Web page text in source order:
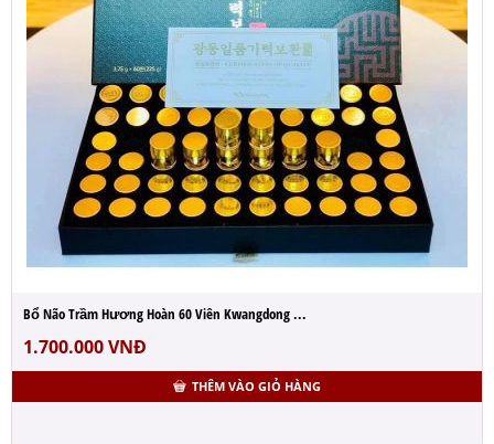
Bổ Não Trầm Hương Hoàn 60 Viên Kwangdong ...
1.700.000VNĐ
THÊM VÀO GIỎ HÀNG